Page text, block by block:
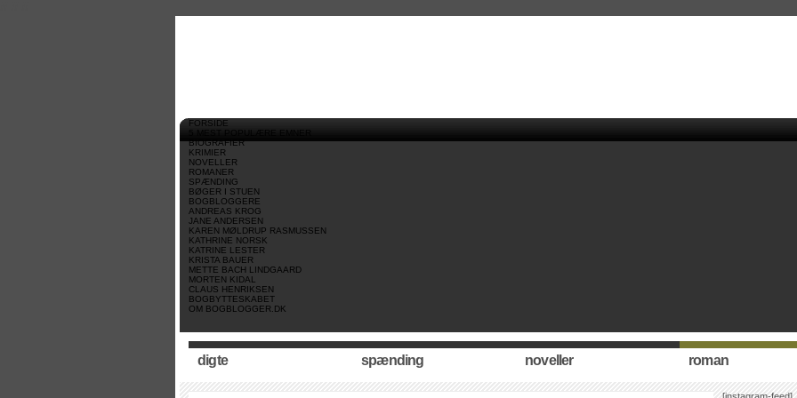
FORSIDE
5 MEST POPULÆRE EMNER
BIOGRAFIER
KRIMIER
NOVELLER
ROMANER
SPÆNDING
BØGER I STUEN
BOGBLOGGERE
ANDREAS KROG
JANE ANDERSEN
KAREN MØLDRUP RASMUSSEN
KATHRINE NORSK
KATRINE LESTER
KRISTA BAUER
METTE BACH LINDGAARD
MORTEN KIDAL
CLAUS HENRIKSEN
BOGBYTTESKABET
OM BOGBLOGGER.DK
digte spænding noveller roman